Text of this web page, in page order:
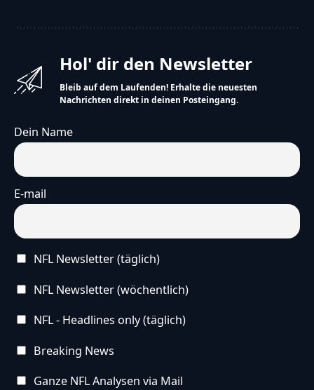
Hol' dir den Newsletter
Bleib auf dem Laufenden! Erhalte die neuesten
Nachrichten direkt in deinen Posteingang.
Dein Name
E-mail
NFL Newsletter (täglich)
NFL Newsletter (wöchentlich)
NFL - Headlines only (täglich)
Breaking News
Ganze NFL Analysen via Mail